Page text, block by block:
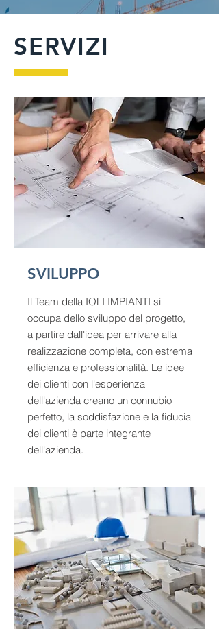
SERVIZI
SVILUPPO
Il Team della IOLI IMPIANTI si
occupa dello sviluppo del progetto,
a partire dall'idea per arrivare alla
realizzazione completa, con estrema
efficienza e professionalità. Le idee
dei clienti con l'esperienza
dell'azienda creano un connubio
perfetto, la soddisfazione e la fiducia
dei clienti è parte integrante
dell'azienda.